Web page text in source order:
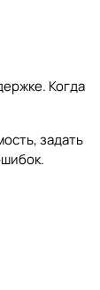
Когда
задать